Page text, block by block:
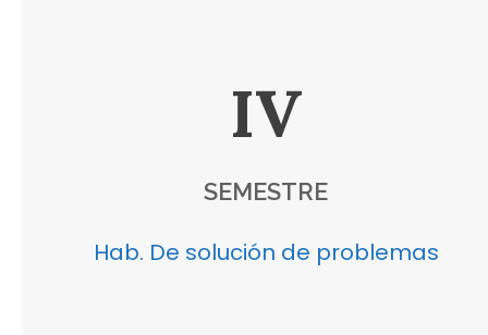
IV
SEMESTRE
Hab. De solución de problemas